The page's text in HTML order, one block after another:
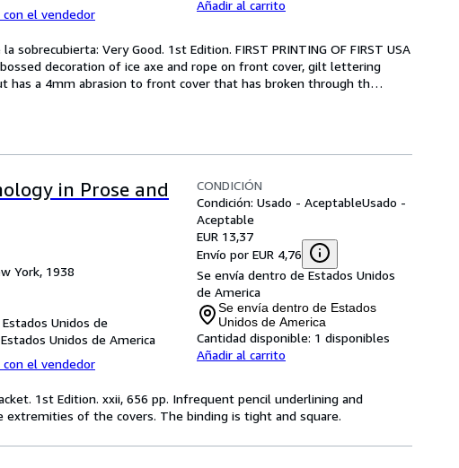
con el vendedor
Añadir al carrito
sobrecubierta: Very Good. 1st Edition. FIRST PRINTING OF FIRST USA
decoration of ice axe and rope on front cover, gilt lettering
has a 4mm abrasion to front cover that has broken through th…
in Prose and
York, 1938
Unidos de
Unidos de America
con el vendedor
CONDICIÓN
Condición: Usado - AceptableUsado -
Aceptable
EUR 13,37
Envío por EUR 4,76
Se envía dentro de Estados Unidos
de America
Se envía dentro de Estados
Unidos de America
Cantidad disponible: 1 disponibles
Añadir al carrito
1st Edition. xxii, 656 pp. Infrequent pencil underlining and
of the covers. The binding is tight and square.